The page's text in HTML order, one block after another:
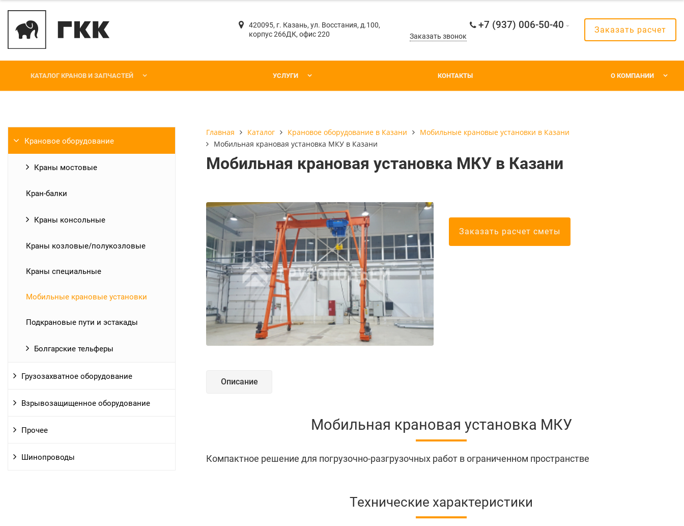
420095, г. Казань, ул. Восстания, д.100,
корпус 266ДК, офис 220
+7 (937) 006-50-40
Заказать звонок
Заказать расчет
КАТАЛОГ КРАНОВ И ЗАПЧАСТЕЙ УСЛУГИ КОНТАКТЫ О КОМПАНИИ
Крановое оборудование
Краны мостовые
Кран-балки
Краны консольные
Краны козловые/полукозловые
Краны специальные
Мобильные крановые установки
Подкрановые пути и эстакады
Болгарские тельферы
Грузозахватное оборудование
Взрывозащищенное оборудование
Прочее
Шинопроводы
Главная Каталог Крановое оборудование в Казани
Мобильные крановые установки в Казани
Мобильная крановая установка МКУ в Казани
Мобильная крановая установка МКУ в Казани
Заказать расчет сметы
Описание
Мобильная крановая установка МКУ
Компактное решение для погрузочно-разгрузочных работ в ограниченном пространстве
Технические характеристики